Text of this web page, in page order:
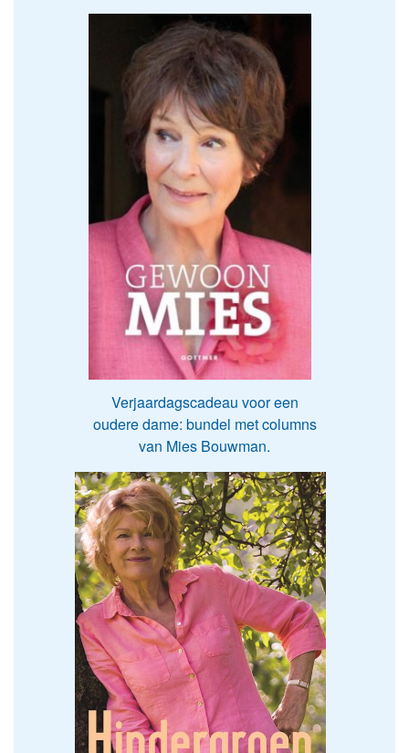
Verjaardagscadeau voor een
oudere dame: bundel met columns
van Mies Bouwman.